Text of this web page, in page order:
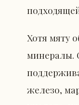
Хотя мяту
минералы.
железо,